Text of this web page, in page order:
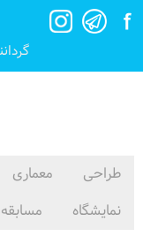
طراحی معماری
نمایشگاه
مسابقه